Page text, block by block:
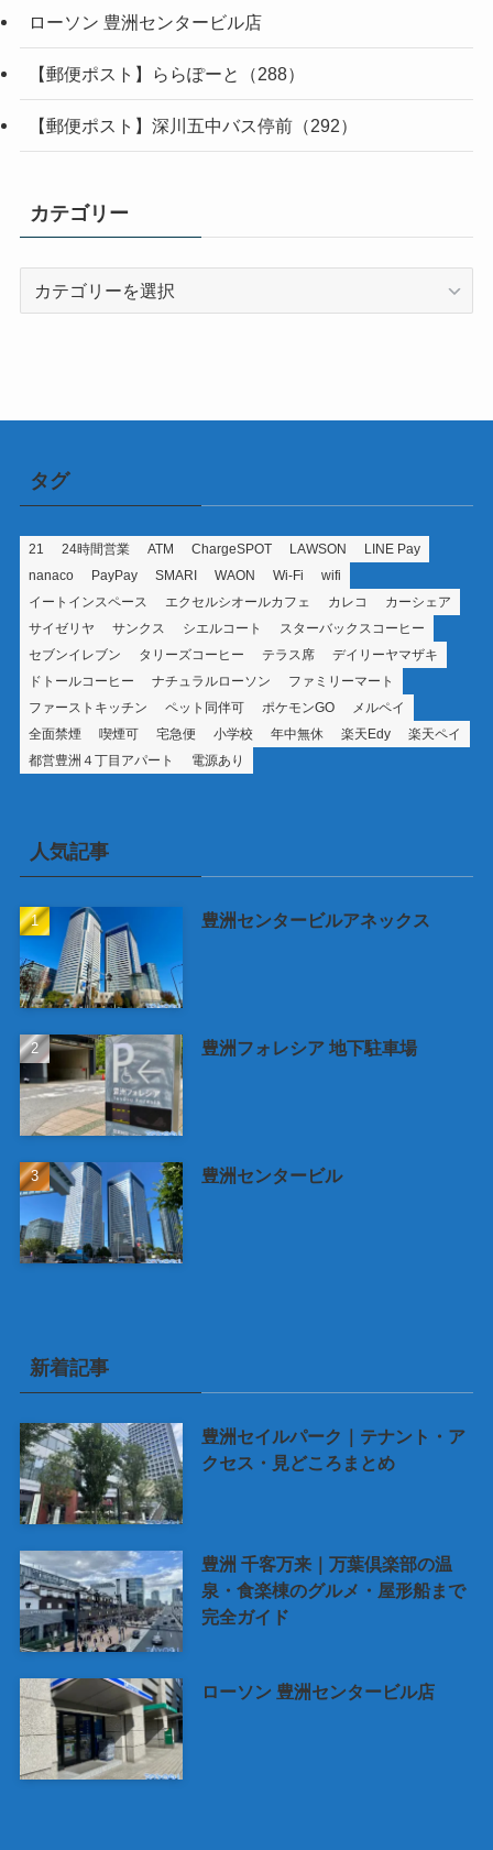
ローソン 豊洲センタービル店
【郵便ポスト】ららぽーと（288）
【郵便ポスト】深川五中バス停前（292）
カテゴリー
タグ
21 24時間営業 ATM ChargeSPOT LAWSON
LINE Pay
nanaco
PayPay SMARI WAON Wi-Fi
wifi
イートインスペース
エクセルシオールカフェ カレコ
カーシェア
サイゼリヤ
サンクス シエルコート
スターバックスコーヒー
セブンイレブン
タリーズコーヒー テラス席
デイリーヤマザキ
ドトールコーヒー
ナチュラルローソン
ファミリーマート
ファーストキッチン
ペット同伴可 ポケモンGO
メルペイ
全面禁煙
喫煙可 宅急便 小学校 年中無休 楽天Edy
楽天ペイ
都営豊洲４丁目アパート
電源あり
人気記事
豊洲センタービルアネックス
豊洲フォレシア 地下駐車場
豊洲センタービル
新着記事
豊洲セイルパーク｜テナント・ア
クセス・見どころまとめ
豊洲 千客万来｜万葉倶楽部の温
泉・食楽棟のグルメ・屋形船まで
完全ガイド
ローソン 豊洲センタービル店